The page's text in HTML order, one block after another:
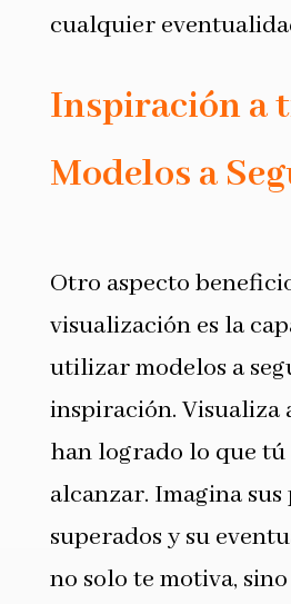
cualquier
Inspiración a
Modelos a
Otro aspecto
visualización es la
utilizar modelos a
inspiración. Visualiza
han logrado lo que tú
alcanzar. Imagina sus
superados y su
no solo te motiva,